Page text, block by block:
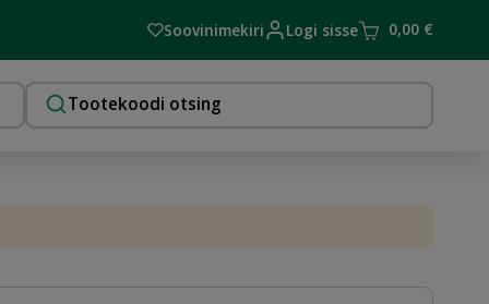
Soovinimekiri Logi sisse 0,00 €